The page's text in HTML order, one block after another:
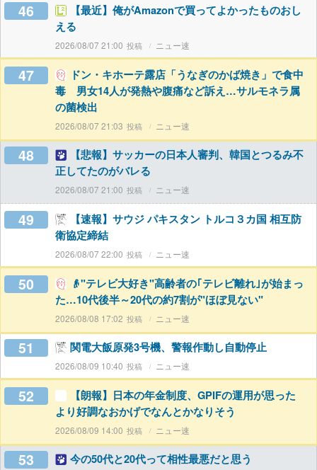
46
【最近】俺がAmazonで買ってよかったものおし
える
2026/08/07 21:00 ニュー速
47
ドン・キホーテ露店「うなぎのかば焼き」で食中
毒 男女14人が発熱や腹痛など訴え…サルモネラ属
の菌検出
2026/08/07 21:03 ニュー速
48
【悲報】サッカーの日本人審判、韓国とつるみ不
正してたのがバレる
2026/08/07 21:00 ニュー速
49
【速報】サウジ パキスタン トルコ３カ国 相互防
衛協定締結
2026/08/07 22:00 ニュー速
50
👴"テレビ大好き"高齢者の｢テレビ離れ｣が始まっ
た…10代後半～20代の約7割が"ほぼ見ない"
2026/08/08 17:02 ニュー速
51 関電大飯原発3号機、警報作動し自動停止
2026/08/09 10:40 ニュー速
52
【朗報】日本の年金制度、GPIFの運用が思った
より好調なおかげでなんとかなりそう
2026/08/09 14:00 ニュー速
53 今の50代と20代って相性最悪だと思う